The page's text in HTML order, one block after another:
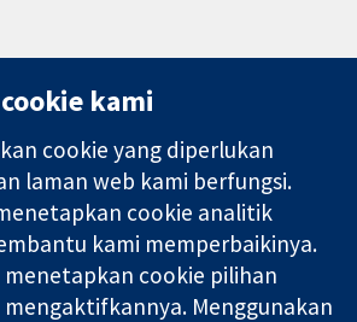
11-13 Cavendish
Square
London
W1G 0AN
United Kingdom
Hubungi kita
Berita
Pejabat
akhbar
Perihal Kami
Pekerjaan
kami
cookie yang diperlukan
laman web kami berfungsi.
cookie analitik
kami memperbaikinya.
menetapkan cookie pilihan
Menggunakan